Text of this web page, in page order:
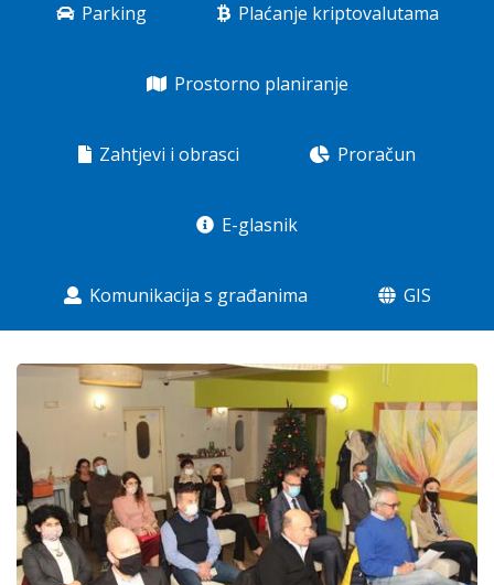
Parking Plaćanje kriptovalutama
Prostorno planiranje
Zahtjevi i obrasci Proračun
E-glasnik
Komunikacija s građanima GIS